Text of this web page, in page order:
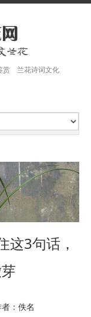
赏 兰花诗词文化
这3句话，
：佚名